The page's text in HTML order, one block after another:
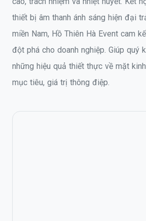
thiết bị âm thanh ánh sáng hiện đại
miền Nam, Hồ Thiên Hà Event cam
đột phá cho doanh nghiệp. Giúp quý
những hiệu quả thiết thực về mặt
mục tiêu, giá trị thông điệp.